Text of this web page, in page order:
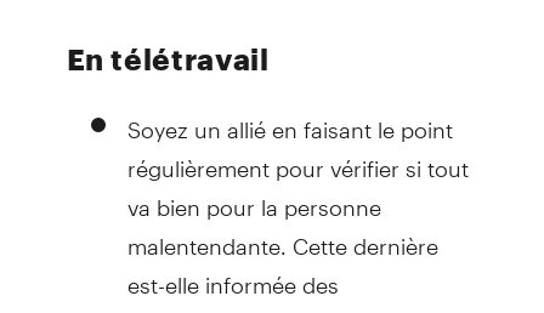
En télétravail
Soyez un allié en faisant le point
régulièrement pour vérifier si tout
va bien pour la personne
malentendante. Cette dernière
est-elle informée des